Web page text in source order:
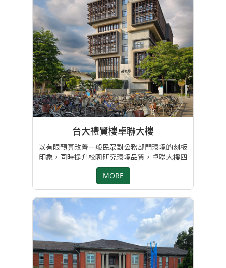
台大禮賢樓卓聯大樓
以有限預算改善ㄧ般民眾對公務部門環境的刻板
印象，同時提升校園研究環境品質，卓聯大樓四
樓層多風格多樣式家具展現各部門不同的辦公氣
質，質感與實用兼備。 專案負責: 呂明樺 / 李文
馨
MORE